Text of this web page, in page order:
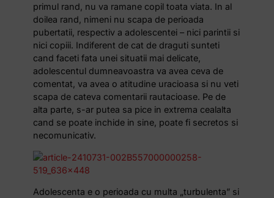
primul rand, nu va ramane copil toata viata. In al
doilea rand, nimeni nu scapa de perioada
pubertatii, respectiv a adolescentei – nici parintii si
nici copiii. Indiferent de cat de draguti sunteti
cand faceti fata unei situatii mai delicate,
adolescentul dumneavoastra va avea ceva de
comentat, va avea o atitudine uracioasa si nu veti
scapa de cateva comentarii rautacioase. Pe de
alta parte, s-ar putea sa pice in extrema cealalta
cand se poate inchide in sine, poate fi secretos si
necomunicativ.
Adolescenta e o perioada cu multa „turbulenta” si